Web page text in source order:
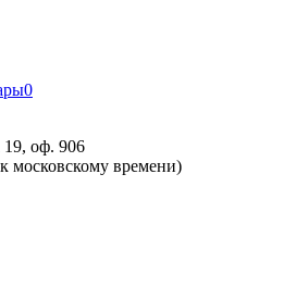
0
19, оф. 906
московскому времени)